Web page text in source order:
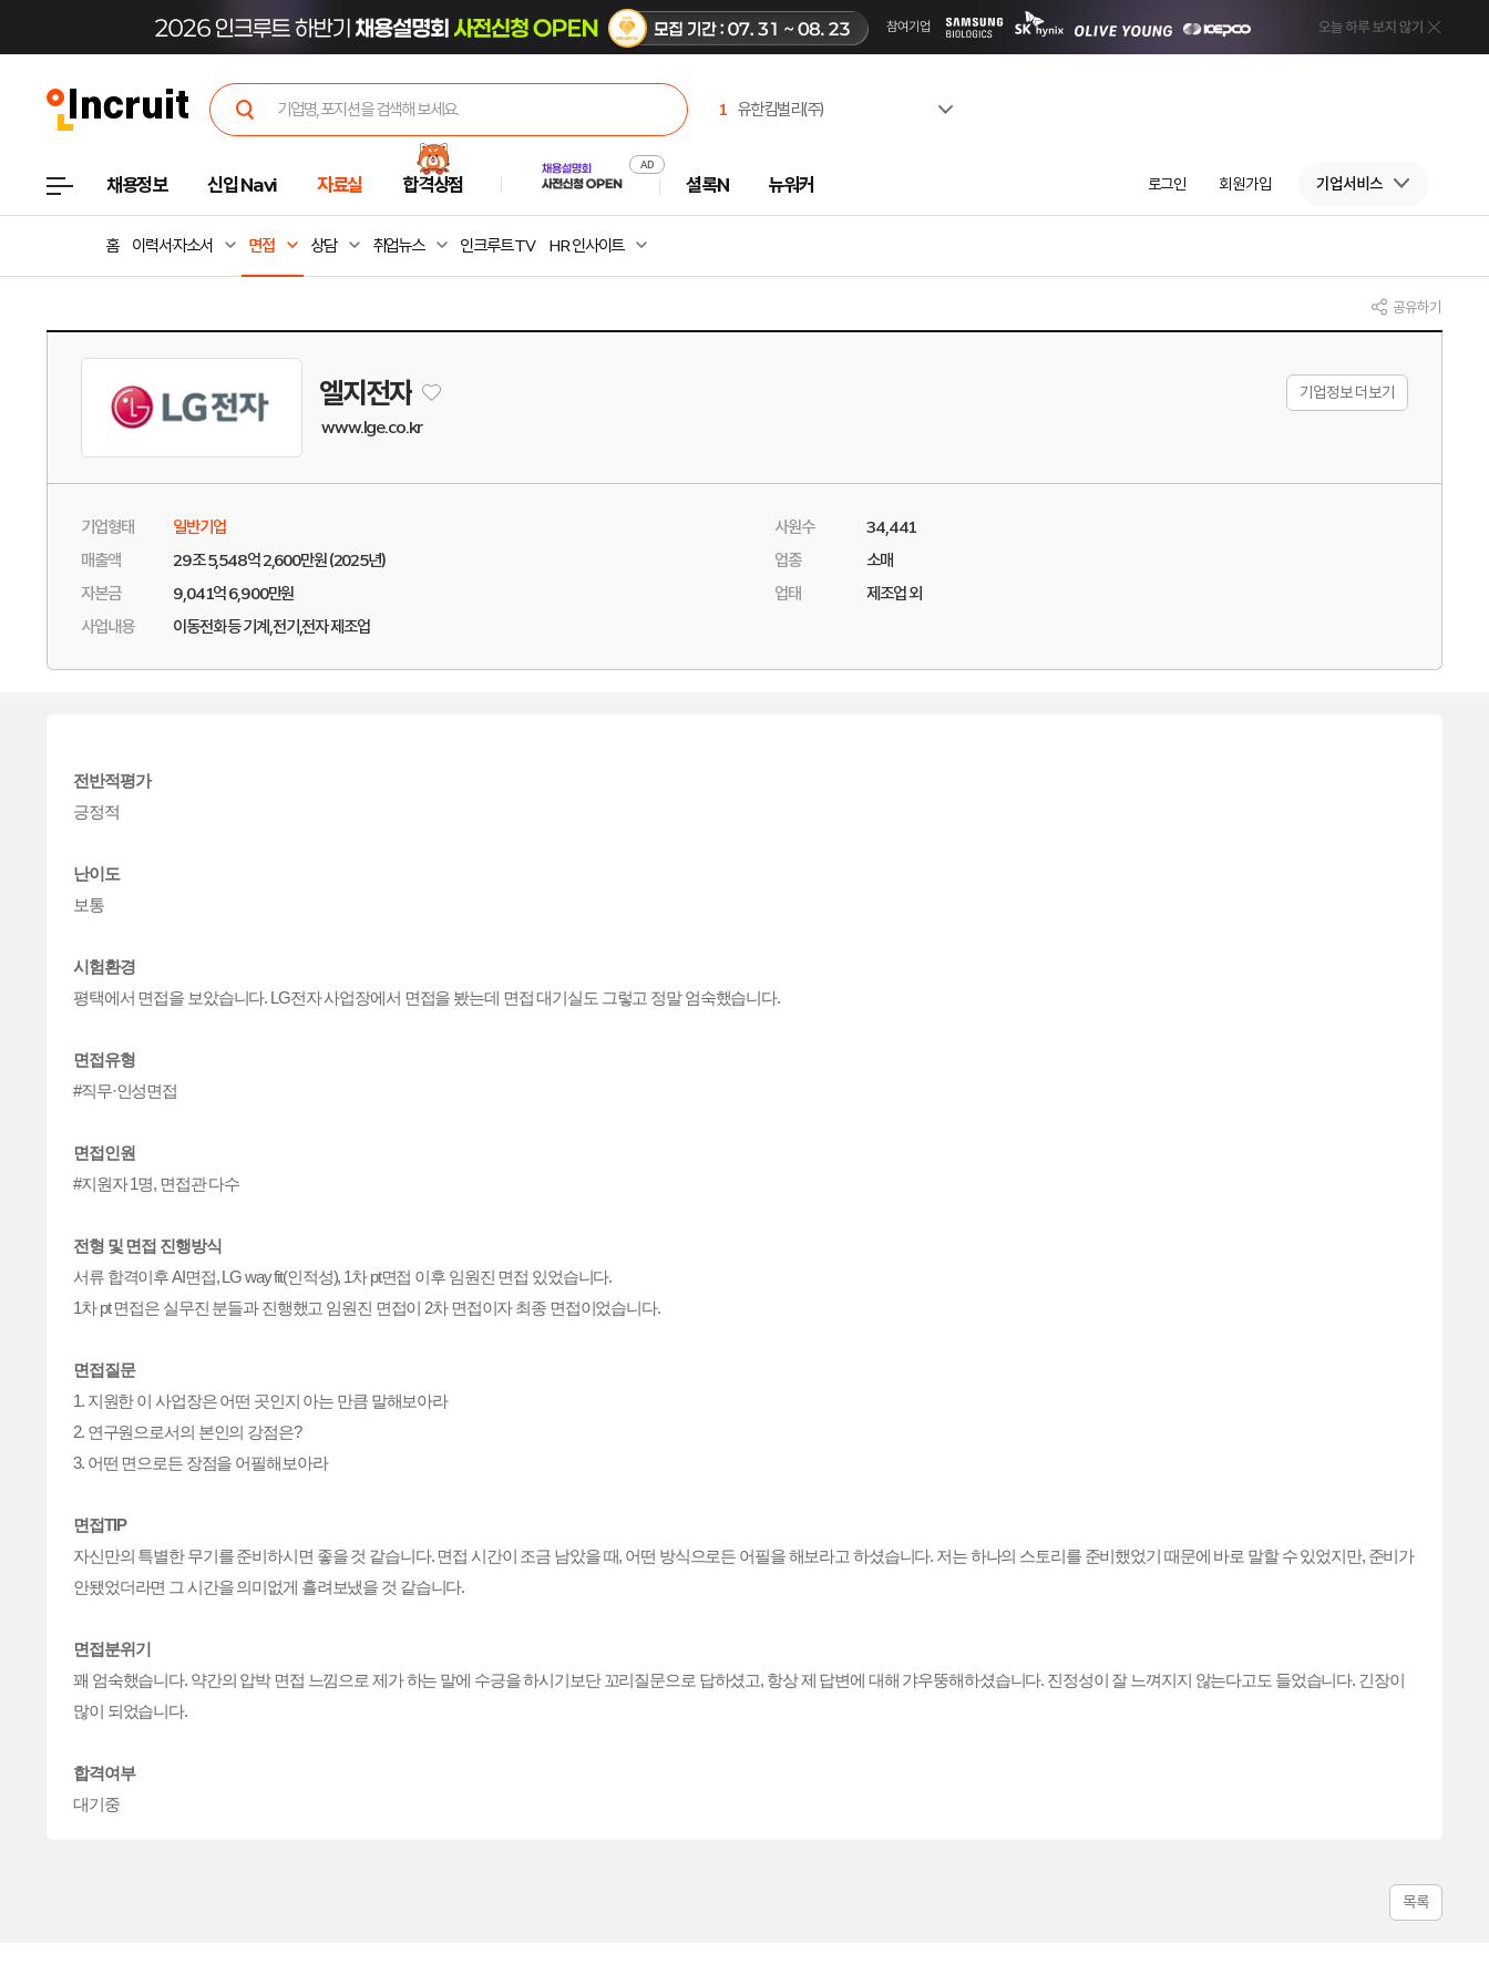
1 유한킴벌리(주)
4
한국고용노동교육원
5 한국부동산원
채용정보 신입 Navi 자료실 합격상점 셜록N 뉴워커 로그인 회원가입 기업서비스
홈 이력서·자소서 면접 상담 취업뉴스 인크루트 TV HR 인사이트
공유하기
엘지전자 기업정보 더보기
www.lge.co.kr
기업형태
일반기업
매출액
29조 5,548억 2,600만원 (2025년)
자본금
9,041억 6,900만원
사원수
34,441
업종
소매
업태
제조업 외
사업내용
이동전화 등 기계,전기,전자 제조업
전반적평가
난이도
보통
시험환경
평택에서 면접을 보았습니다. LG전자 사업장에서 면접을 봤는데 면접 대기실도 그렇고 정말 엄숙했습니다.
면접유형
면접인원
전형 및 면접 진행방식
서류 합격이후 AI면접, LG way fit(인적성), 1차 pt면접 이후 임원진 면접 있었습니다.
1차 pt 면접은 실무진 분들과 진행했고 임원진 면접이 2차 면접이자 최종 면접이었습니다.
면접질문
1. 지원한 이 사업장은 어떤 곳인지 아는 만큼 말해보아라
2. 연구원으로서의 본인의 강점은?
3. 어떤 면으로든 장점을 어필해보아라
면접TIP
자신만의 특별한 무기를 준비하시면 좋을 것 같습니다. 면접 시간이 조금 남았을 때, 어떤 방식으로든 어필을 해보라고 하셨습니다. 저는 하나의 스토리를 준비했었기 때문에 바로 말할 수 있었지만, 준비가
면접분위기
꽤 엄숙했습니다. 약간의 압박 면접 느낌으로 제가 하는 말에 수긍을 하시기보단 꼬리질문으로 답하셨고, 항상 제 답변에 대해 갸우뚱해하셨습니다. 진정성이 잘 느껴지지 않는다고도 들었습니다. 긴장이
많이 되었습니다.
합격여부
대기중
목록